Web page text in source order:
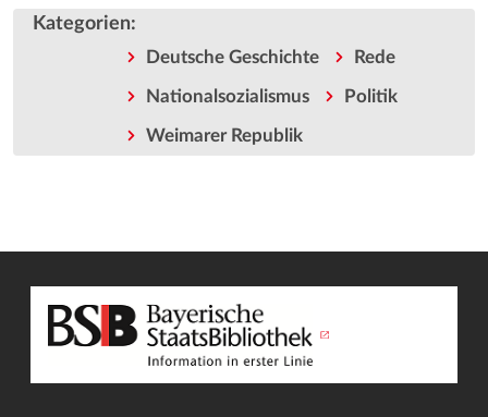
Kategorien:
Deutsche Geschichte Rede
Nationalsozialismus Politik
Weimarer Republik